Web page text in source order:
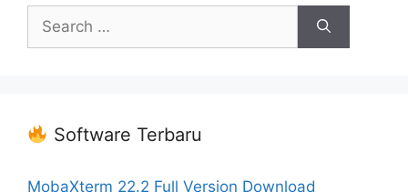
for:
Software Terbaru
MobaXterm 22.2 Full Version Download